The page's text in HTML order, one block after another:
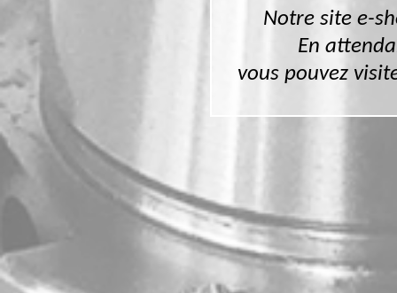
Notre site e-
En
vous pouvez